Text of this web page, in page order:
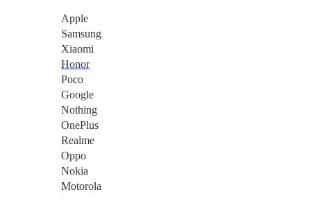
Apple
Samsung
Xiaomi
Honor
Poco
Google
Nothing
OnePlus
Realme
Oppo
Nokia
Motorola